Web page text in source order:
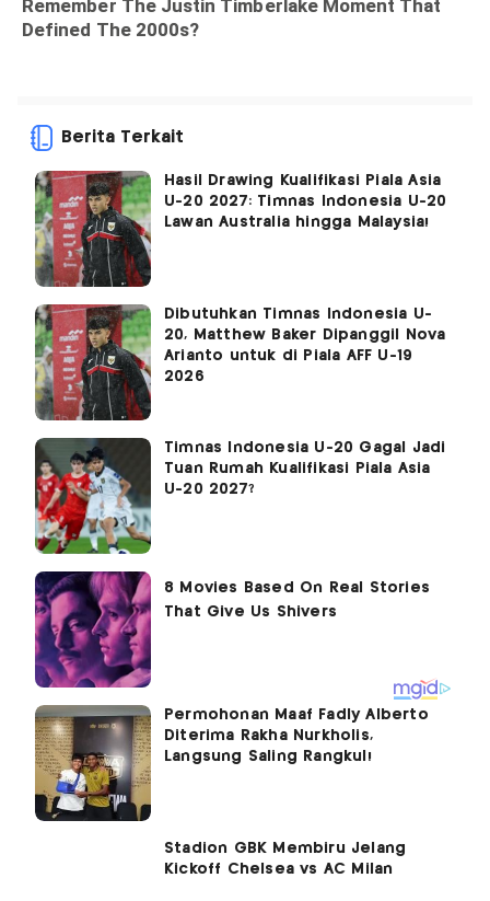
Berita Terkait
Hasil Drawing Kualifikasi Piala Asia
U-20 2027: Timnas Indonesia U-20
Lawan Australia hingga Malaysia!
Dibutuhkan Timnas Indonesia U-
20, Matthew Baker Dipanggil Nova
Arianto untuk di Piala AFF U-19
2026
Timnas Indonesia U-20 Gagal Jadi
Tuan Rumah Kualifikasi Piala Asia
U-20 2027?
Permohonan Maaf Fadly Alberto
Diterima Rakha Nurkholis,
Langsung Saling Rangkul!
Stadion GBK Membiru Jelang
Kickoff Chelsea vs AC Milan